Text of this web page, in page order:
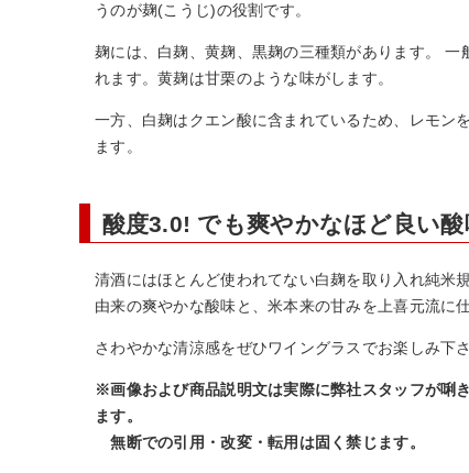
うのが麹(こうじ)の役割です。
麹には、白麹、黄麹、黒麹の三種類があります。 一
れます。黄麹は甘栗のような味がします。
一方、白麹はクエン酸に含まれているため、レモン
ます。
酸度3.0! でも爽やかなほど良い酸
清酒にはほとんど使われてない白麹を取り入れ純米
由来の爽やかな酸味と、米本来の甘みを上喜元流に
さわやかな清涼感をぜひワイングラスでお楽しみ下さ
※画像および商品説明文は実際に弊社スタッフが唎
ます。
無断での引用・改変・転用は固く禁じます。